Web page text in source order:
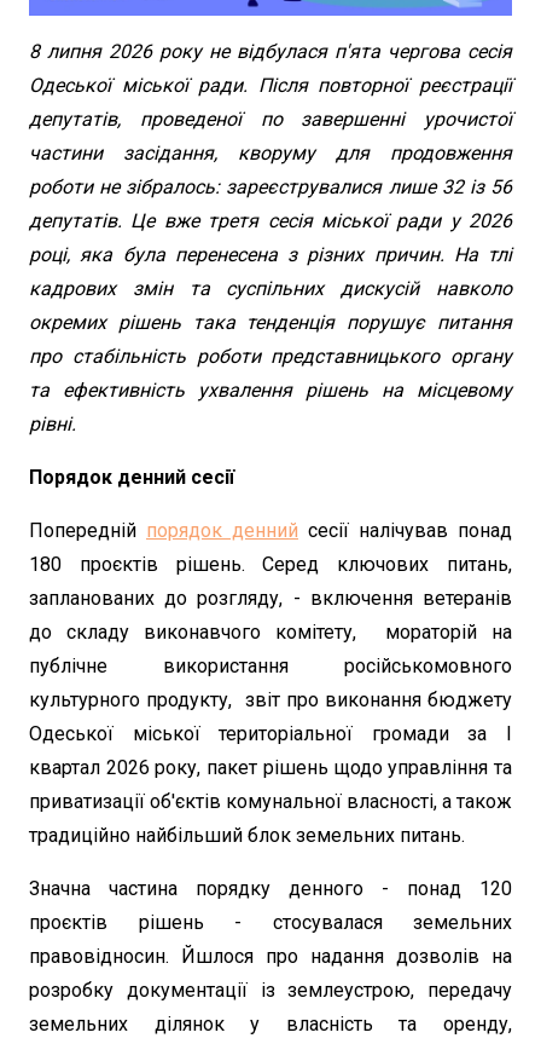
8 липня 2026 року не відбулася п'ята чергова сесія
Одеської міської ради. Після повторної реєстрації
депутатів, проведеної по завершенні урочистої
частини засідання, кворуму для продовження
роботи не зібралось: зареєструвалися лише 32 із 56
депутатів. Це вже третя сесія міської ради у 2026
році, яка була перенесена з різних причин. На тлі
кадрових змін та суспільних дискусій навколо
окремих рішень така тенденція порушує питання
про стабільність роботи представницького органу
та ефективність ухвалення рішень на місцевому
рівні.
Порядок денний сесії
Попередній порядок денний сесії налічував понад
180 проєктів рішень. Серед ключових питань,
запланованих до розгляду, - включення ветеранів
до складу виконавчого комітету, мораторій на
публічне використання російськомовного
культурного продукту, звіт про виконання бюджету
Одеської міської територіальної громади за І
квартал 2026 року, пакет рішень щодо управління та
приватизації об'єктів комунальної власності, а також
традиційно найбільший блок земельних питань.
Значна частина порядку денного - понад 120
проєктів рішень - стосувалася земельних
правовідносин. Йшлося про надання дозволів на
розробку документації із землеустрою, передачу
земельних ділянок у власність та оренду,